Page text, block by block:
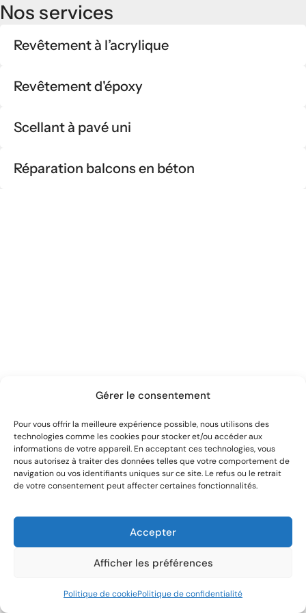
Gérer le consentement
Pour vous offrir la meilleure expérience possible, nous utilisons des
technologies comme les cookies pour stocker et/ou accéder aux
informations de votre appareil. En acceptant ces technologies, vous
nous autorisez à traiter des données telles que votre comportement de
navigation ou vos identifiants uniques sur ce site. Le refus ou le retrait
de votre consentement peut affecter certaines fonctionnalités.
Accepter
Afficher les préférences
Politique de cookiePolitique de confidentialité
Nos services
Revêtement à l’acrylique
Revêtement d'époxy
Scellant à pavé uni
Réparation balcons en béton